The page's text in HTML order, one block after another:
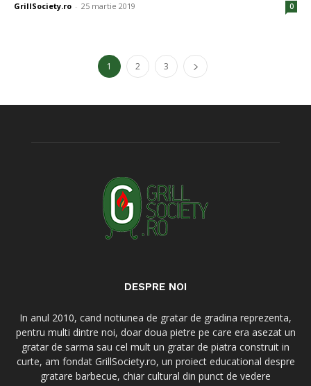
GrillSociety.ro - 25 martie 2019 0
1 2 3
DESPRE NOI
In anul 2010, cand notiunea de gratar de gradina reprezenta,
pentru multi dintre noi, doar doua pietre pe care era asezat un
gratar de sarma sau cel mult un gratar de piatra construit in
curte, am fondat GrillSociety.ro, un proiect educational despre
gratare barbecue, chiar cultural din punct de vedere